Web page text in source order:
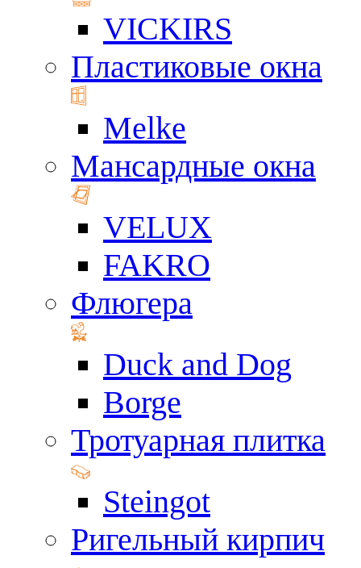
VICKIRS
Пластиковые окна
Melke
Мансардные окна
VELUX
FAKRO
Флюгера
Duck and Dog
Borge
Тротуарная плитка
Steingot
Ригельный кирпич